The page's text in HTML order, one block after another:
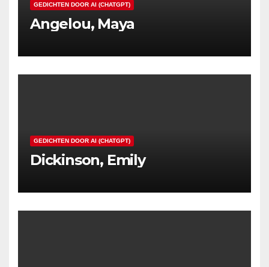
GEDICHTEN DOOR AI (CHATGPT)
Angelou, Maya
GEDICHTEN DOOR AI (CHATGPT)
Dickinson, Emily